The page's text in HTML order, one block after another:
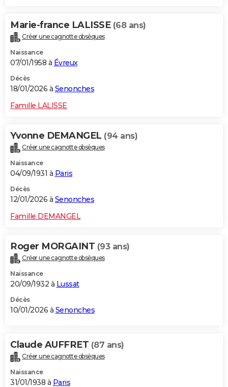
Marie-france LALISSE (68 ans)
Créer une cagnotte obsèques
Naissance
07/01/1958 à Évreux
Décès
18/01/2026 à Senonches
Famille LALISSE
Yvonne DEMANGEL (94 ans)
Créer une cagnotte obsèques
Naissance
04/09/1931 à Paris
Décès
12/01/2026 à Senonches
Famille DEMANGEL
Roger MORGAINT (93 ans)
Créer une cagnotte obsèques
Naissance
20/09/1932 à Lussat
Décès
10/01/2026 à Senonches
Claude AUFFRET (87 ans)
Créer une cagnotte obsèques
Naissance
31/01/1938 à Paris